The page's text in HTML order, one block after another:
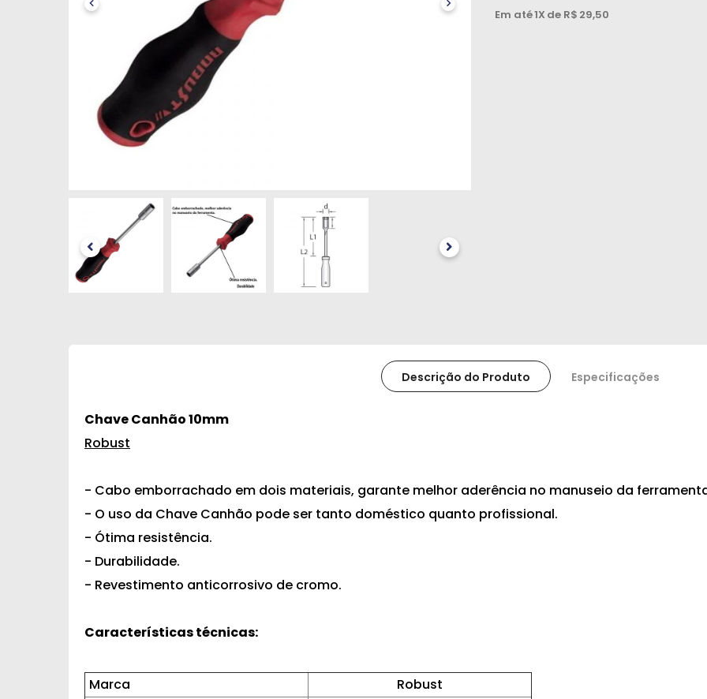
Em até1X de R$ 29,50
Descrição do Produto Especificações
Chave Canhão 10mm
Robust
- Cabo emborrachado em dois materiais, garante melhor aderência no manuseio da
- O uso da Chave Canhão pode ser tanto doméstico quanto profissional.
- Ótima resistência.
- Durabilidade.
- Revestimento anticorrosivo de cromo.
Características técnicas:
Marca
Robust